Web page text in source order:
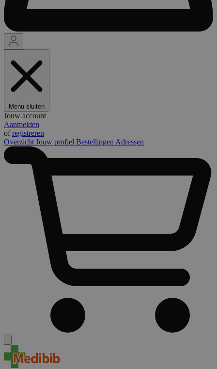
Menu sluiten
Jouw account
Aanmelden
ofregistreren
Overzicht Jouw profiel Bestellingen Adressen